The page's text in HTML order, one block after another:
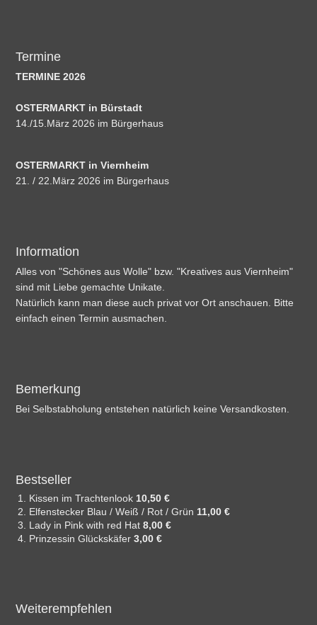
Termine
TERMINE 2026
OSTERMARKT in Bürstadt
14./15.März 2026 im Bürgerhaus
OSTERMARKT in Viernheim
21. / 22.März 2026 im Bürgerhaus
Information
Alles von "Schönes aus Wolle" bzw. "Kreatives aus Viernheim"
sind mit Liebe gemachte Unikate.
Natürlich kann man diese auch privat vor Ort anschauen. Bitte
einfach einen Termin ausmachen.
Bemerkung
Bei Selbstabholung entstehen natürlich keine Versandkosten.
Bestseller
Kissen im Trachtenlook 10,50 €
Elfenstecker Blau / Weiß / Rot / Grün 11,00 €
Lady in Pink with red Hat8,00 €
Prinzessin Glückskäfer3,00 €
Weiterempfehlen